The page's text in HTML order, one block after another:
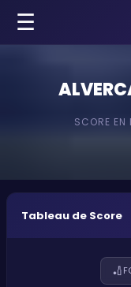
☰
SCORE EN
Tableau de Score
🏏